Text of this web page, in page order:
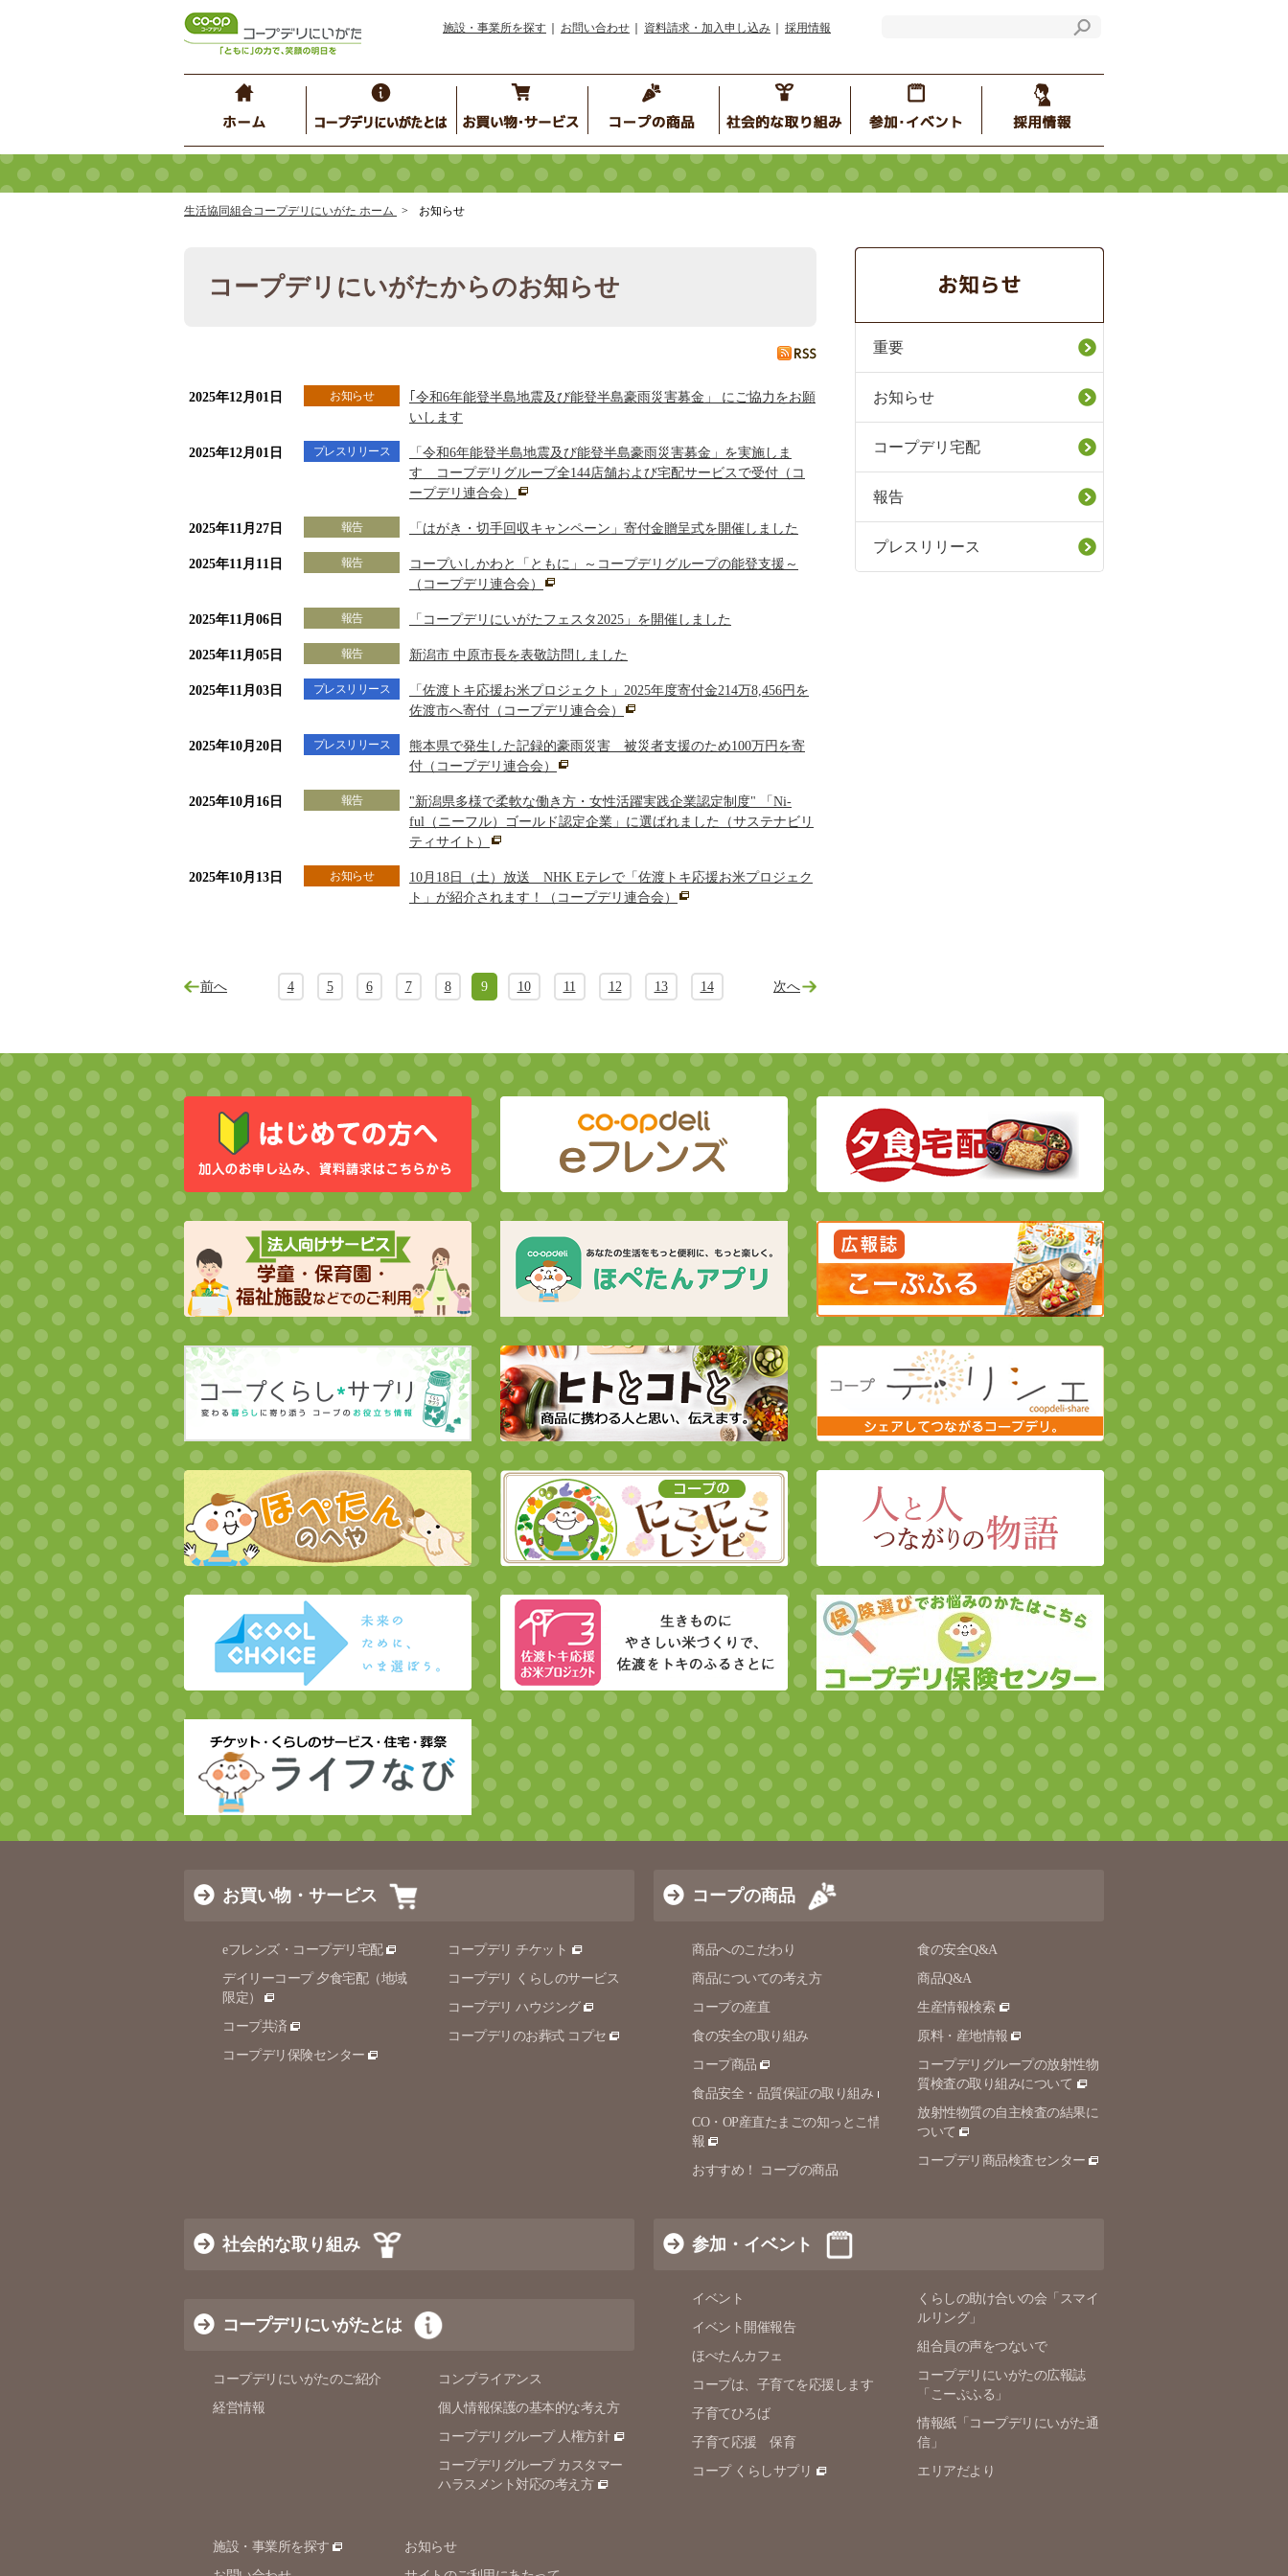
施設・事業所を探す お問い合わせ 資料請求・加入申し込み 採用情報
生活協同組合コープデリにいがた ホーム お知らせ
コープデリにいがたからのお知らせ
2025年12月01日 お知らせ
｢令和6年能登半島地震及び能登半島豪雨災害募金」 にご協力をお願
いします
2025年12月01日 プレスリリース
「令和6年能登半島地震及び能登半島豪雨災害募金」を実施しま
す コープデリグループ全144店舗および宅配サービスで受付（コ
ープデリ連合会）
2025年11月27日 報告 「はがき・切手回収キャンペーン」寄付金贈呈式を開催しました
2025年11月11日 報告
コープいしかわと「ともに」～コープデリグループの能登支援～
（コープデリ連合会）
2025年11月06日 報告 「コープデリにいがたフェスタ2025」を開催しました
2025年11月05日 報告 新潟市 中原市長を表敬訪問しました
2025年11月03日 プレスリリース
「佐渡トキ応援お米プロジェクト」2025年度寄付金214万8,456円を
佐渡市へ寄付（コープデリ連合会）
2025年10月20日 プレスリリース
熊本県で発生した記録的豪雨災害 被災者支援のため100万円を寄
付（コープデリ連合会）
2025年10月16日 報告
"新潟県多様で柔軟な働き方・女性活躍実践企業認定制度" 「Ni-
ful（ニーフル）ゴールド認定企業」に選ばれました（サステナビリ
ティサイト）
2025年10月13日 お知らせ
10月18日（土）放送 NHK Eテレで「佐渡トキ応援お米プロジェク
ト」が紹介されます！（コープデリ連合会）
前へ 4 5 6 7 8 9 10 11 12 13 14 次へ
重要
お知らせ
コープデリ宅配
報告
プレスリリース
お買い物・サービス
eフレンズ・コープデリ宅配
デイリーコープ 夕食宅配（地域
限定）
コープ共済
コープデリ保険センター
コープデリ チケット
コープデリ くらしのサービス
コープデリ ハウジング
コープデリのお葬式 コプセ
コープの商品
商品へのこだわり
商品についての考え方
コープの産直
食の安全の取り組み
コープ商品
食品安全・品質保証の取り組み
CO・OP産直たまごの知っとこ情
報
おすすめ！ コープの商品
食の安全Q&A
商品Q&A
生産情報検索
原料・産地情報
コープデリグループの放射性物
質検査の取り組みについて
放射性物質の自主検査の結果に
ついて
コープデリ商品検査センター
社会的な取り組み
コープデリにいがたとは
コープデリにいがたのご紹介
経営情報
コンプライアンス
個人情報保護の基本的な考え方
コープデリグループ 人権方針
コープデリグループ カスタマー
ハラスメント対応の考え方
参加・イベント
イベント
イベント開催報告
ほぺたんカフェ
コープは、子育てを応援します
子育てひろば
子育て応援 保育
コープ くらしサプリ
くらしの助け合いの会「スマイ
ルリング」
組合員の声をつないで
コープデリにいがたの広報誌
「こーぷふる」
情報紙「コープデリにいがた通
信」
エリアだより
施設・事業所を探す
お知らせ